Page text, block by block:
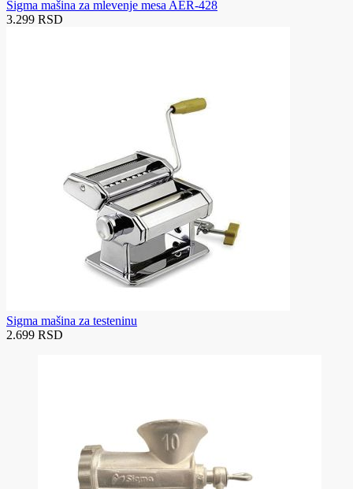
Sigma mašina za mlevenje mesa AER-428
3.299 RSD
Sigma mašina za testeninu
2.699 RSD